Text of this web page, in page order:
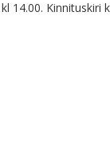
14.00. Kinnituskiri